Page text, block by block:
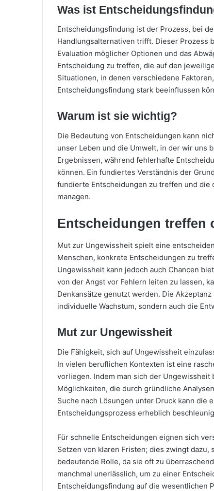
Was ist
Entscheidungsfindung ist der Prozess, bei
Handlungsalternativen trifft. Dieser Prozess
Evaluation möglicher Optionen und das
Entscheidung zu treffen, die auf den
Situationen, in denen verschiedene
Entscheidungsfindung stark beeinflussen
Warum ist sie wichtig?
Die Bedeutung von Entscheidungen kann
unser Leben und die Umwelt, in der wir uns
Ergebnissen, während fehlerhafte
können. Ein fundiertes Verständnis der
fundierte Entscheidungen zu treffen und die
managen.
Entscheidungen treffen
Mut zur Ungewissheit spielt eine
Menschen, konkrete Entscheidungen zu
Ungewissheit kann jedoch auch Chancen
von der Angst vor Fehlern leiten zu lassen,
Denkansätze genutzt werden. Die
individuelle Wachstum, sondern auch die
Mut zur Ungewissheit
Die Fähigkeit, sich auf Ungewissheit
In vielen beruflichen Kontexten ist eine
vorliegen. Indem man sich der
Möglichkeiten, die durch gründliche
Suche nach Lösungen unter Druck kann die
Entscheidungsprozess erheblich
Für schnelle Entscheidungen eignen sich
Setzen von klaren Fristen; dies zwingt
bedeutende Rolle, da sie oft zu
manchmal unerlässlich, um zu einer
Entscheidungsfindung auf die wesentlichen